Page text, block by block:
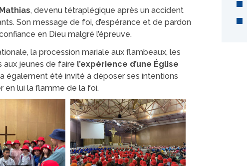
, devenu tétraplégique après un accident
Son message de foi, d’espérance et de pardon
en Dieu malgré l’épreuve.
la procession mariale aux flambeaux, les
jeunes de faire l’expérience d’une Église
également été invité à déposer ses intentions
en lui la flamme de la foi.